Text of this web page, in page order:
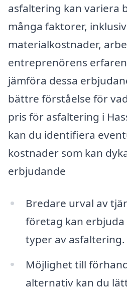
asfaltering kan variera
många faktorer,
materialkostnader,
entreprenörens
jämföra dessa
bättre förståelse för
pris för asfaltering i
kan du identifiera
kostnader som kan
erbjudande
Bredare urval av
företag kan
typer av asfaltering.
Möjlighet till
alternativ kan du